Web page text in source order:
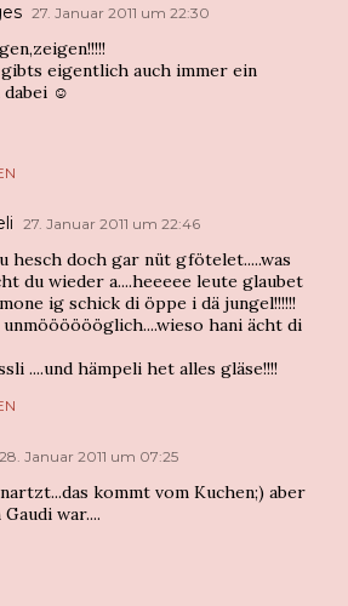
27. Januar 2011 um 22:30
eigentlich auch immer ein
☺
27. Januar 2011 um 22:46
hesch doch gar nüt gfötelet.....was
du wieder a....heeeee leute glaubet
ig schick di öppe i dä jungel!!!!!!
hani ächt di
....und hämpeli het alles gläse!!!!
28. Januar 2011 um 07:25
kommt vom Kuchen;) aber
war....